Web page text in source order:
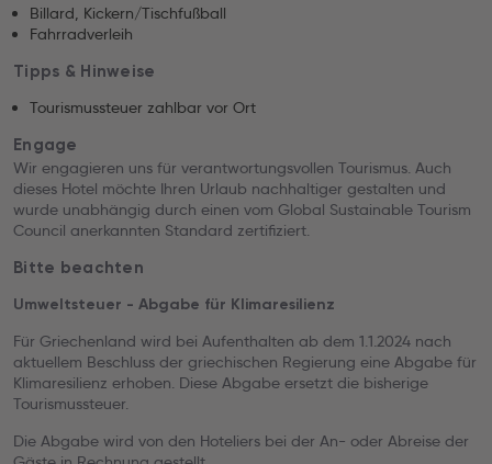
Billard, Kickern/Tischfußball
Fahrradverleih
Tipps & Hinweise
Tourismussteuer zahlbar vor Ort
Engage
Wir engagieren uns für verantwortungsvollen Tourismus. Auch
dieses Hotel möchte Ihren Urlaub nachhaltiger gestalten und
wurde unabhängig durch einen vom Global Sustainable Tourism
Council anerkannten Standard zertifiziert.
Bitte beachten
Umweltsteuer - Abgabe für Klimaresilienz
Für Griechenland wird bei Aufenthalten ab dem 1.1.2024 nach
aktuellem Beschluss der griechischen Regierung eine Abgabe für
Klimaresilienz erhoben. Diese Abgabe ersetzt die bisherige
Tourismussteuer.
Die Abgabe wird von den Hoteliers bei der An- oder Abreise der